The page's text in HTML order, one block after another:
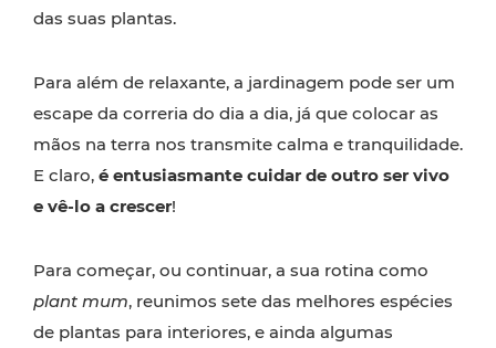
das suas plantas.
Para além de relaxante, a jardinagem pode ser um
escape da correria do dia a dia, já que colocar as
mãos na terra nos transmite calma e tranquilidade.
E claro, é entusiasmante cuidar de outro ser vivo
e vê-lo a crescer!
Para começar, ou continuar, a sua rotina como
plant mum, reunimos sete das melhores espécies
de plantas para interiores, e ainda algumas